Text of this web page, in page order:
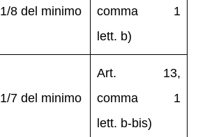
1/8 del minimo
comma 1
lett. b)
1/7 del minimo
Art. 13,
comma 1
lett. b‑bis)